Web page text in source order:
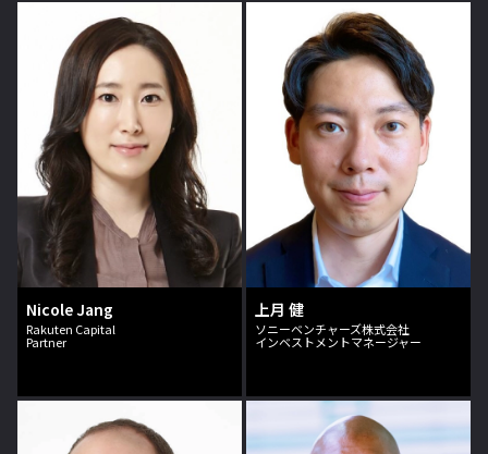
Nicole Jang
Rakuten Capital
Partner
上月 健
ソニーベンチャーズ株式会社
インベストメントマネージャー